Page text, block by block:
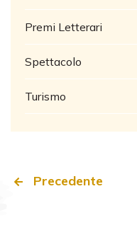
Premi Letterari
Spettacolo
Turismo
Precedente